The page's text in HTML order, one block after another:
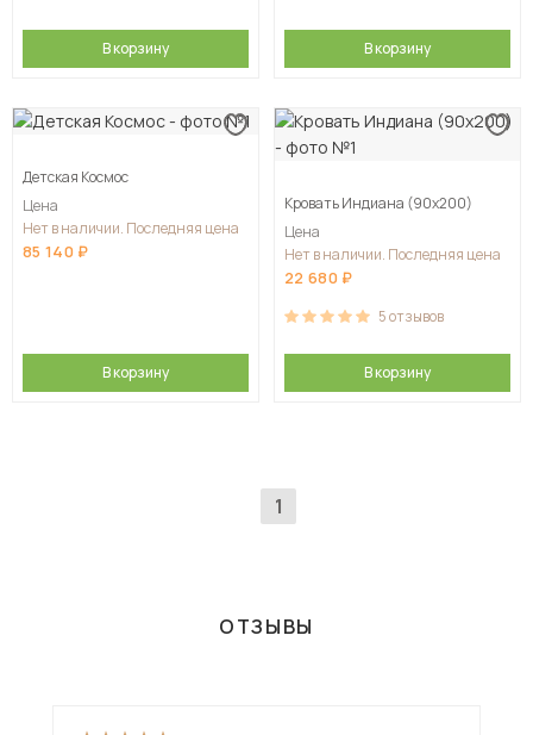
В корзину В корзину
Детская Космос
Цена
Нет в наличии. Последняя цена
85 140
В корзину
Кровать Индиана (90x200)
Цена
Нет в наличии. Последняя цена
22 680
5отзывов
В корзину
1
ОТЗЫВЫ